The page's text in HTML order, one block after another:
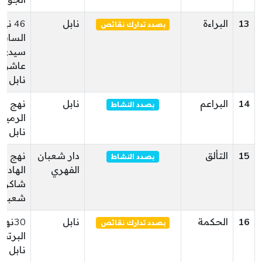
13
البراءة بصدد تدارك نقائص نابل
46
سيدي
نابل
14
البراعم بصدد النشاط نابل
نهج
نابل
15
التألق بصدد النشاط
دار شعبان
الفهري
نهج
الهادي
شاكر
16
الحكمة بصدد تدارك نقائص نابل
نابل